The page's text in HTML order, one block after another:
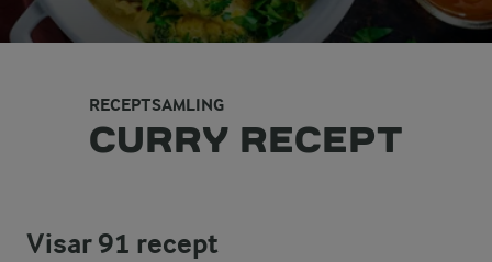
RECEPTSAMLING
CURRY RECEPT
Visar91 recept